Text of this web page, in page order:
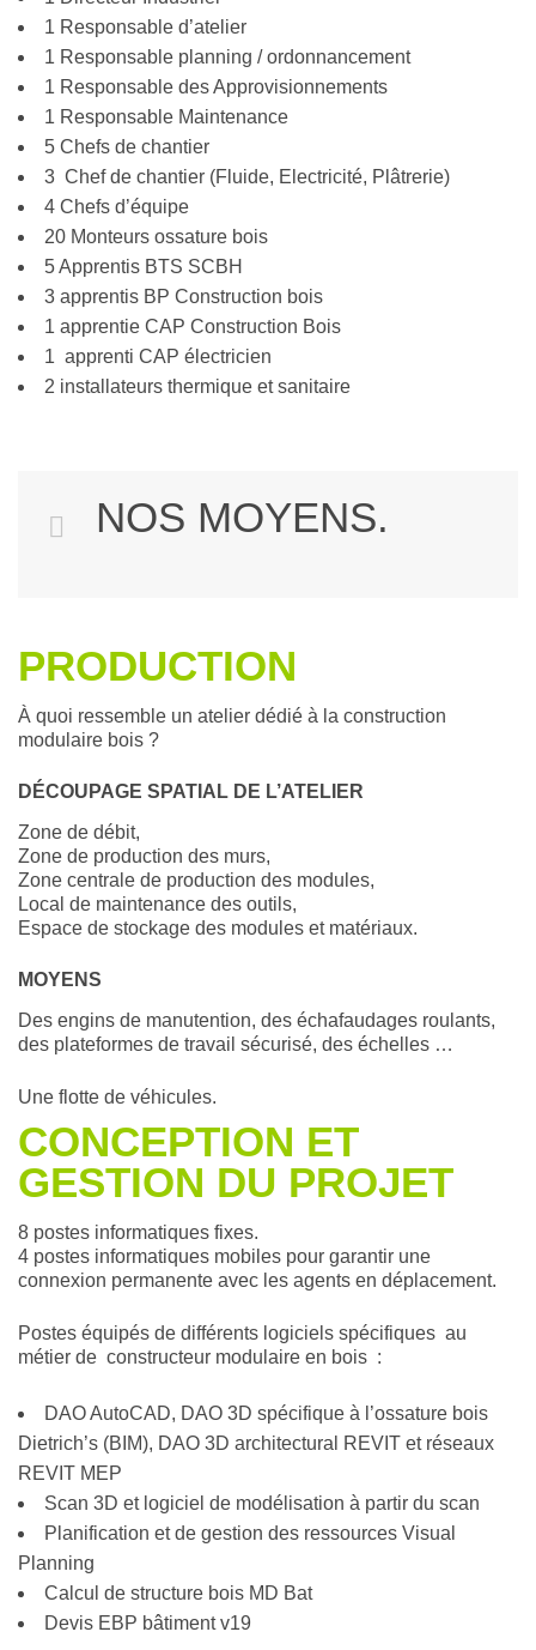
1 Responsable d’atelier
1 Responsable planning / ordonnancement
1 Responsable des Approvisionnements
1 Responsable Maintenance
5 Chefs de chantier
3 Chef de chantier (Fluide, Electricité, Plâtrerie)
4 Chefs d’équipe
20 Monteurs ossature bois
5 Apprentis BTS SCBH
3 apprentis BP Construction bois
1 apprentie CAP Construction Bois
1 apprenti CAP électricien
2 installateurs thermique et sanitaire
NOS MOYENS.
PRODUCTION
À quoi ressemble un atelier dédié à la construction
modulaire bois ?
DÉCOUPAGE SPATIAL DE L’ATELIER
Zone de débit,
Zone de production des murs,
Zone centrale de production des modules,
Local de maintenance des outils,
Espace de stockage des modules et matériaux.
MOYENS
Des engins de manutention, des échafaudages roulants,
des plateformes de travail sécurisé, des échelles …
Une flotte de véhicules.
CONCEPTION ET
GESTION DU PROJET
8 postes informatiques fixes.
4 postes informatiques mobiles pour garantir une
connexion permanente avec les agents en déplacement.
Postes équipés de différents logiciels spécifiques au
métier de constructeur modulaire en bois :
DAO AutoCAD, DAO 3D spécifique à l’ossature bois
Dietrich’s (BIM), DAO 3D architectural REVIT et réseaux
REVIT MEP
Scan 3D et logiciel de modélisation à partir du scan
Planification et de gestion des ressources Visual
Planning
Calcul de structure bois MD Bat
Devis EBP bâtiment v19